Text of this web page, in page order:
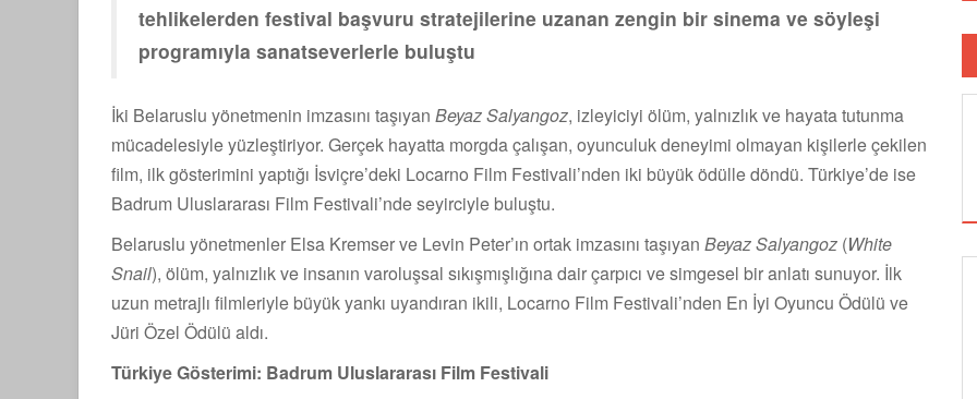
tehlikelerden festival başvuru stratejilerine uzanan zengin bir sinema ve söyleşi
programıyla sanatseverlerle buluştu
İki Belaruslu yönetmenin imzasını taşıyan Beyaz Salyangoz, izleyiciyi ölüm, yalnızlık ve hayata tutunma
mücadelesiyle yüzleştiriyor. Gerçek hayatta morgda çalışan, oyunculuk deneyimi olmayan kişilerle çekilen
film, ilk gösterimini yaptığı İsviçre’deki Locarno Film Festivali’nden iki büyük ödülle döndü. Türkiye’de ise
Badrum Uluslararası Film Festivali’nde seyirciyle buluştu.
Belaruslu yönetmenler Elsa Kremser ve Levin Peter’ın ortak imzasını taşıyan Beyaz Salyangoz (White
Snail), ölüm, yalnızlık ve insanın varoluşsal sıkışmışlığına dair çarpıcı ve simgesel bir anlatı sunuyor. İlk
uzun metrajlı filmleriyle büyük yankı uyandıran ikili, Locarno Film Festivali’nden En İyi Oyuncu Ödülü ve
Jüri Özel Ödülü aldı.
Türkiye Gösterimi: Badrum Uluslararası Film Festivali